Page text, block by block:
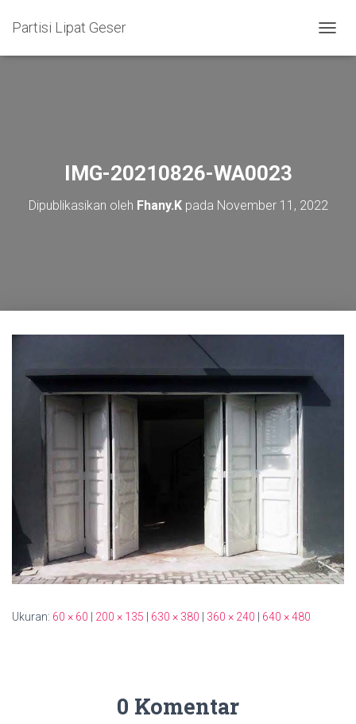
Partisi Lipat Geser
O
A
IMG-20210826-WA0023
Dipublikasikan oleh Fhany.Kpada November 11, 2022
Ukuran: 60 × 60 | 200 × 135 | 630 × 380 | 360 × 240 | 640 × 480
0 Komentar